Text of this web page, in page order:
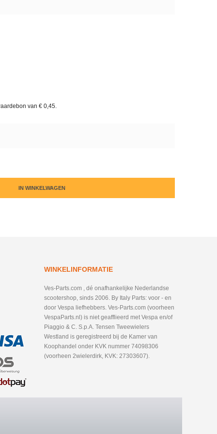
van € 0,45.
IN WINKELWAGEN
WINKELINFORMATIE
Ves-Parts.com , dé onafhankelijke Nederlandse
scootershop, sinds 2006. By Italy Parts: voor - en
door Vespa liefhebbers. Ves-Parts.com (voorheen
VespaParts.nl) is niet geafflieerd met Vespa en/of
Piaggio & C. S.p.A. Tensen Tweewielers
Westland is geregistreerd bij de Kamer van
Koophandel onder KVK nummer 74098306
(voorheen 2wielerdirk, KVK: 27303607).